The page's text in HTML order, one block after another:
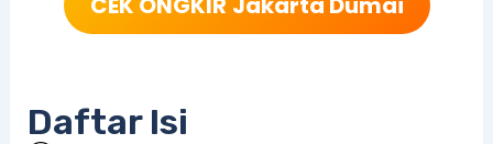
Daftar Isi